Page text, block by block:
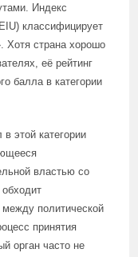
Индекс
классифицирует
Хотя страна хорошо
её рейтинг
балла в категории
этой категории
властью со
политической
принятия
орган часто не